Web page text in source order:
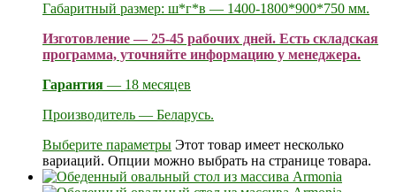
Габаритный размер: ш*г*в — 1400-1800*900*750 мм.
Изготовление — 25-45 рабочих дней. Есть складская
программа, уточняйте информацию у менеджера.
Гарантия — 18 месяцев
Производитель — Беларусь.
Выберите параметры Этот товар имеет несколько
вариаций. Опции можно выбрать на странице товара.